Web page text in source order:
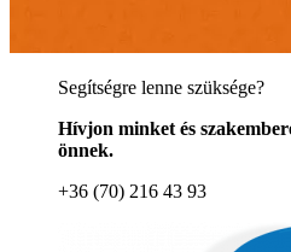
Segítségre lenne szüksége?
Hívjon minket és
önnek.
+36 (70) 216 43 93